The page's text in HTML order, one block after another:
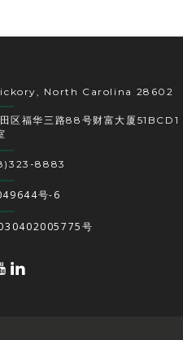
North Carolina 28602
区福华三路88号财富大厦51BCD1
8883
号-6
号